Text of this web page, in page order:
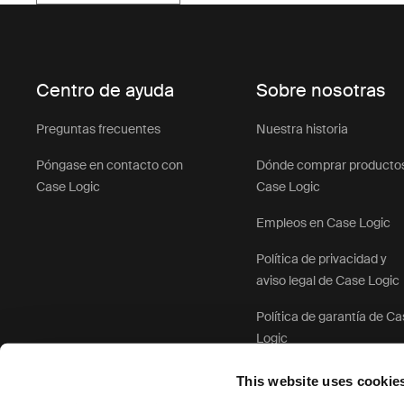
This website uses
Centro de ayuda
Preguntas frecuentes
Póngase en contacto con
Case Logic
Sobre nosotras
Nuestra historia
Dónde comprar
Case Logic
Empleos en Case Logic
Política de privacidad y
aviso legal de Case Logic
Política de garantía de
Logic